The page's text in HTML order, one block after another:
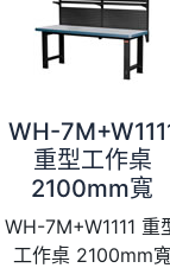
WH-
重型工作桌
2100mm寬
WH-7M+W1111 重
工作桌 2100mm寬